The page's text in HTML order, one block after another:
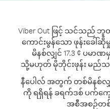
Viber Out ဖြင့် သင်သည်
ကောင်းမွန်သော ဖုန်းခေါ်
မိနစ်လျှင် 17.3 ¢ ပမာဏ
သို့မဟုတ် မိုဘိုင်းဖုန်း မည်သ
နီပေါလ် အတွက် တစ်မိနစ်လျှ
ကို ရရှိရန် ခရက်ဒစ် ပက်ကေ့
အစီအစဉ်တ